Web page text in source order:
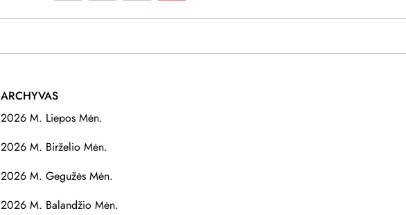
page
ARCHYVAS
2026 M. Liepos Mėn.
2026 M. Birželio Mėn.
2026 M. Gegužės Mėn.
2026 M. Balandžio Mėn.